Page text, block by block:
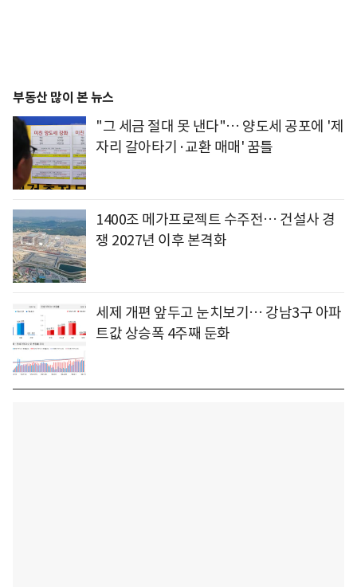
부동산 많이 본 뉴스
"그 세금 절대 못 낸다"… 양도세 공포에 '제
자리 갈아타기·교환 매매' 꿈틀
1400조 메가프로젝트 수주전… 건설사 경
쟁 2027년 이후 본격화
세제 개편 앞두고 눈치보기… 강남3구 아파
트값 상승폭 4주째 둔화